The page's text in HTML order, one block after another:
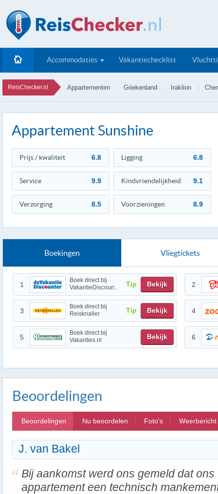
Accommodaties Vakantiechecklist
ReisChecker.nl Appartementen Griekenland Iraklion
Appartement Sunshine
Prijs / kwaliteit 6.8 Ligging 6.8
Service 9.9 Kindvriendelijkheid 9.1
Verzorging 8.5 Voorzieningen 8.9
Boekingen Vliegtickets
1
Boek direct bij
VakantieDiscoun..
Tip Bekijk 2
3
Boek direct bij
Reisknaller
Tip Bekijk 4
5
Boek direct bij
Vakanties.nl
Bekijk 6
Beoordelingen
Beoordelingen Nu beoordelen Foto's Weerbericht
J. van Bakel
Bij aankomst werd ons gemeld dat ons
appartement een technisch